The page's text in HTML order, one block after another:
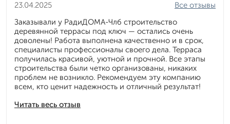
23.04.2025
Читать весь отзыв
Все отзывы
Заказывали у РадиДОМА-Члб строительство
деревянной террасы под ключ — остались очень
доволены! Работа выполнена качественно и в срок,
специалисты профессионалы своего дела. Терраса
получилась красивой, уютной и прочной. Все этапы
строительства были четко организованы, никаких
проблем не возникло. Рекомендуем эту компанию
всем, кто ценит надежность и отличный результат!